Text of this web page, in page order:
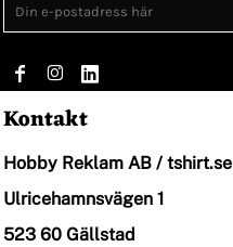
Kontakt
Hobby Reklam AB / tshirt.se
Ulricehamnsvägen 1
523 60 Gällstad